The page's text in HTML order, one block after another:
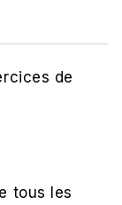
de
tous les